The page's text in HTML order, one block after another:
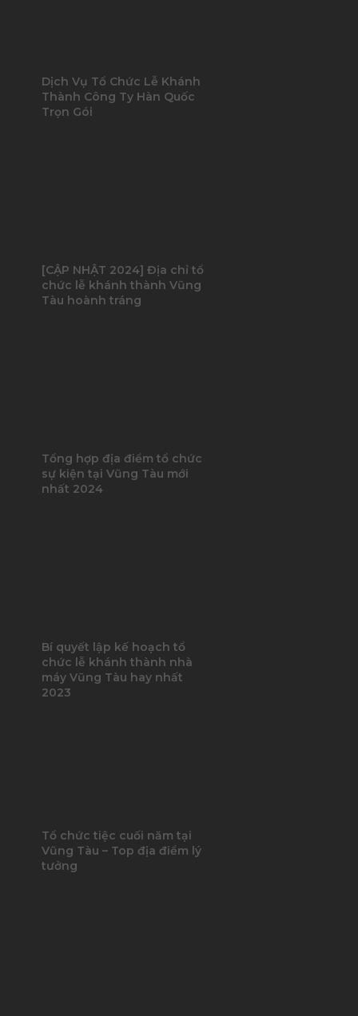
Dịch Vụ Tổ Chức Lễ Khánh
Thành Công Ty Hàn Quốc
Trọn Gói
[CẬP NHẬT 2024] Địa chỉ tổ
chức lễ khánh thành Vũng
Tàu hoành tráng
Tổng hợp địa điểm tổ chức
sự kiện tại Vũng Tàu mới
nhất 2024
Bí quyết lập kế hoạch tổ
chức lễ khánh thành nhà
máy Vũng Tàu hay nhất
2023
Tổ chức tiệc cuối năm tại
Vũng Tàu – Top địa điểm lý
tưởng